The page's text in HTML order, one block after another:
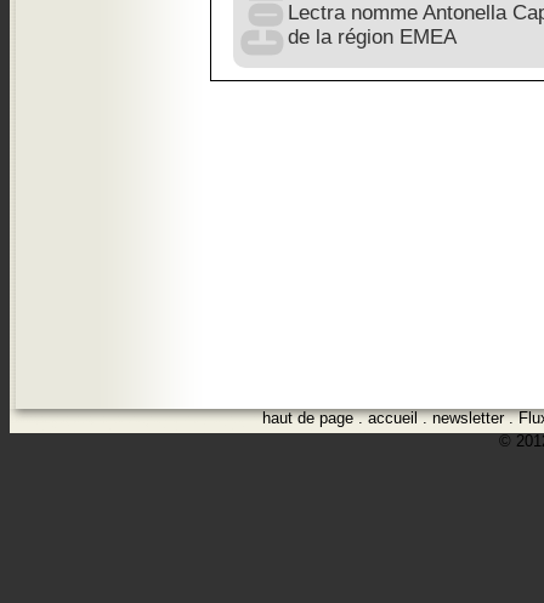
Lectra nomme Antonella
de la région EMEA
haut de page.accueil.newsletter.
©